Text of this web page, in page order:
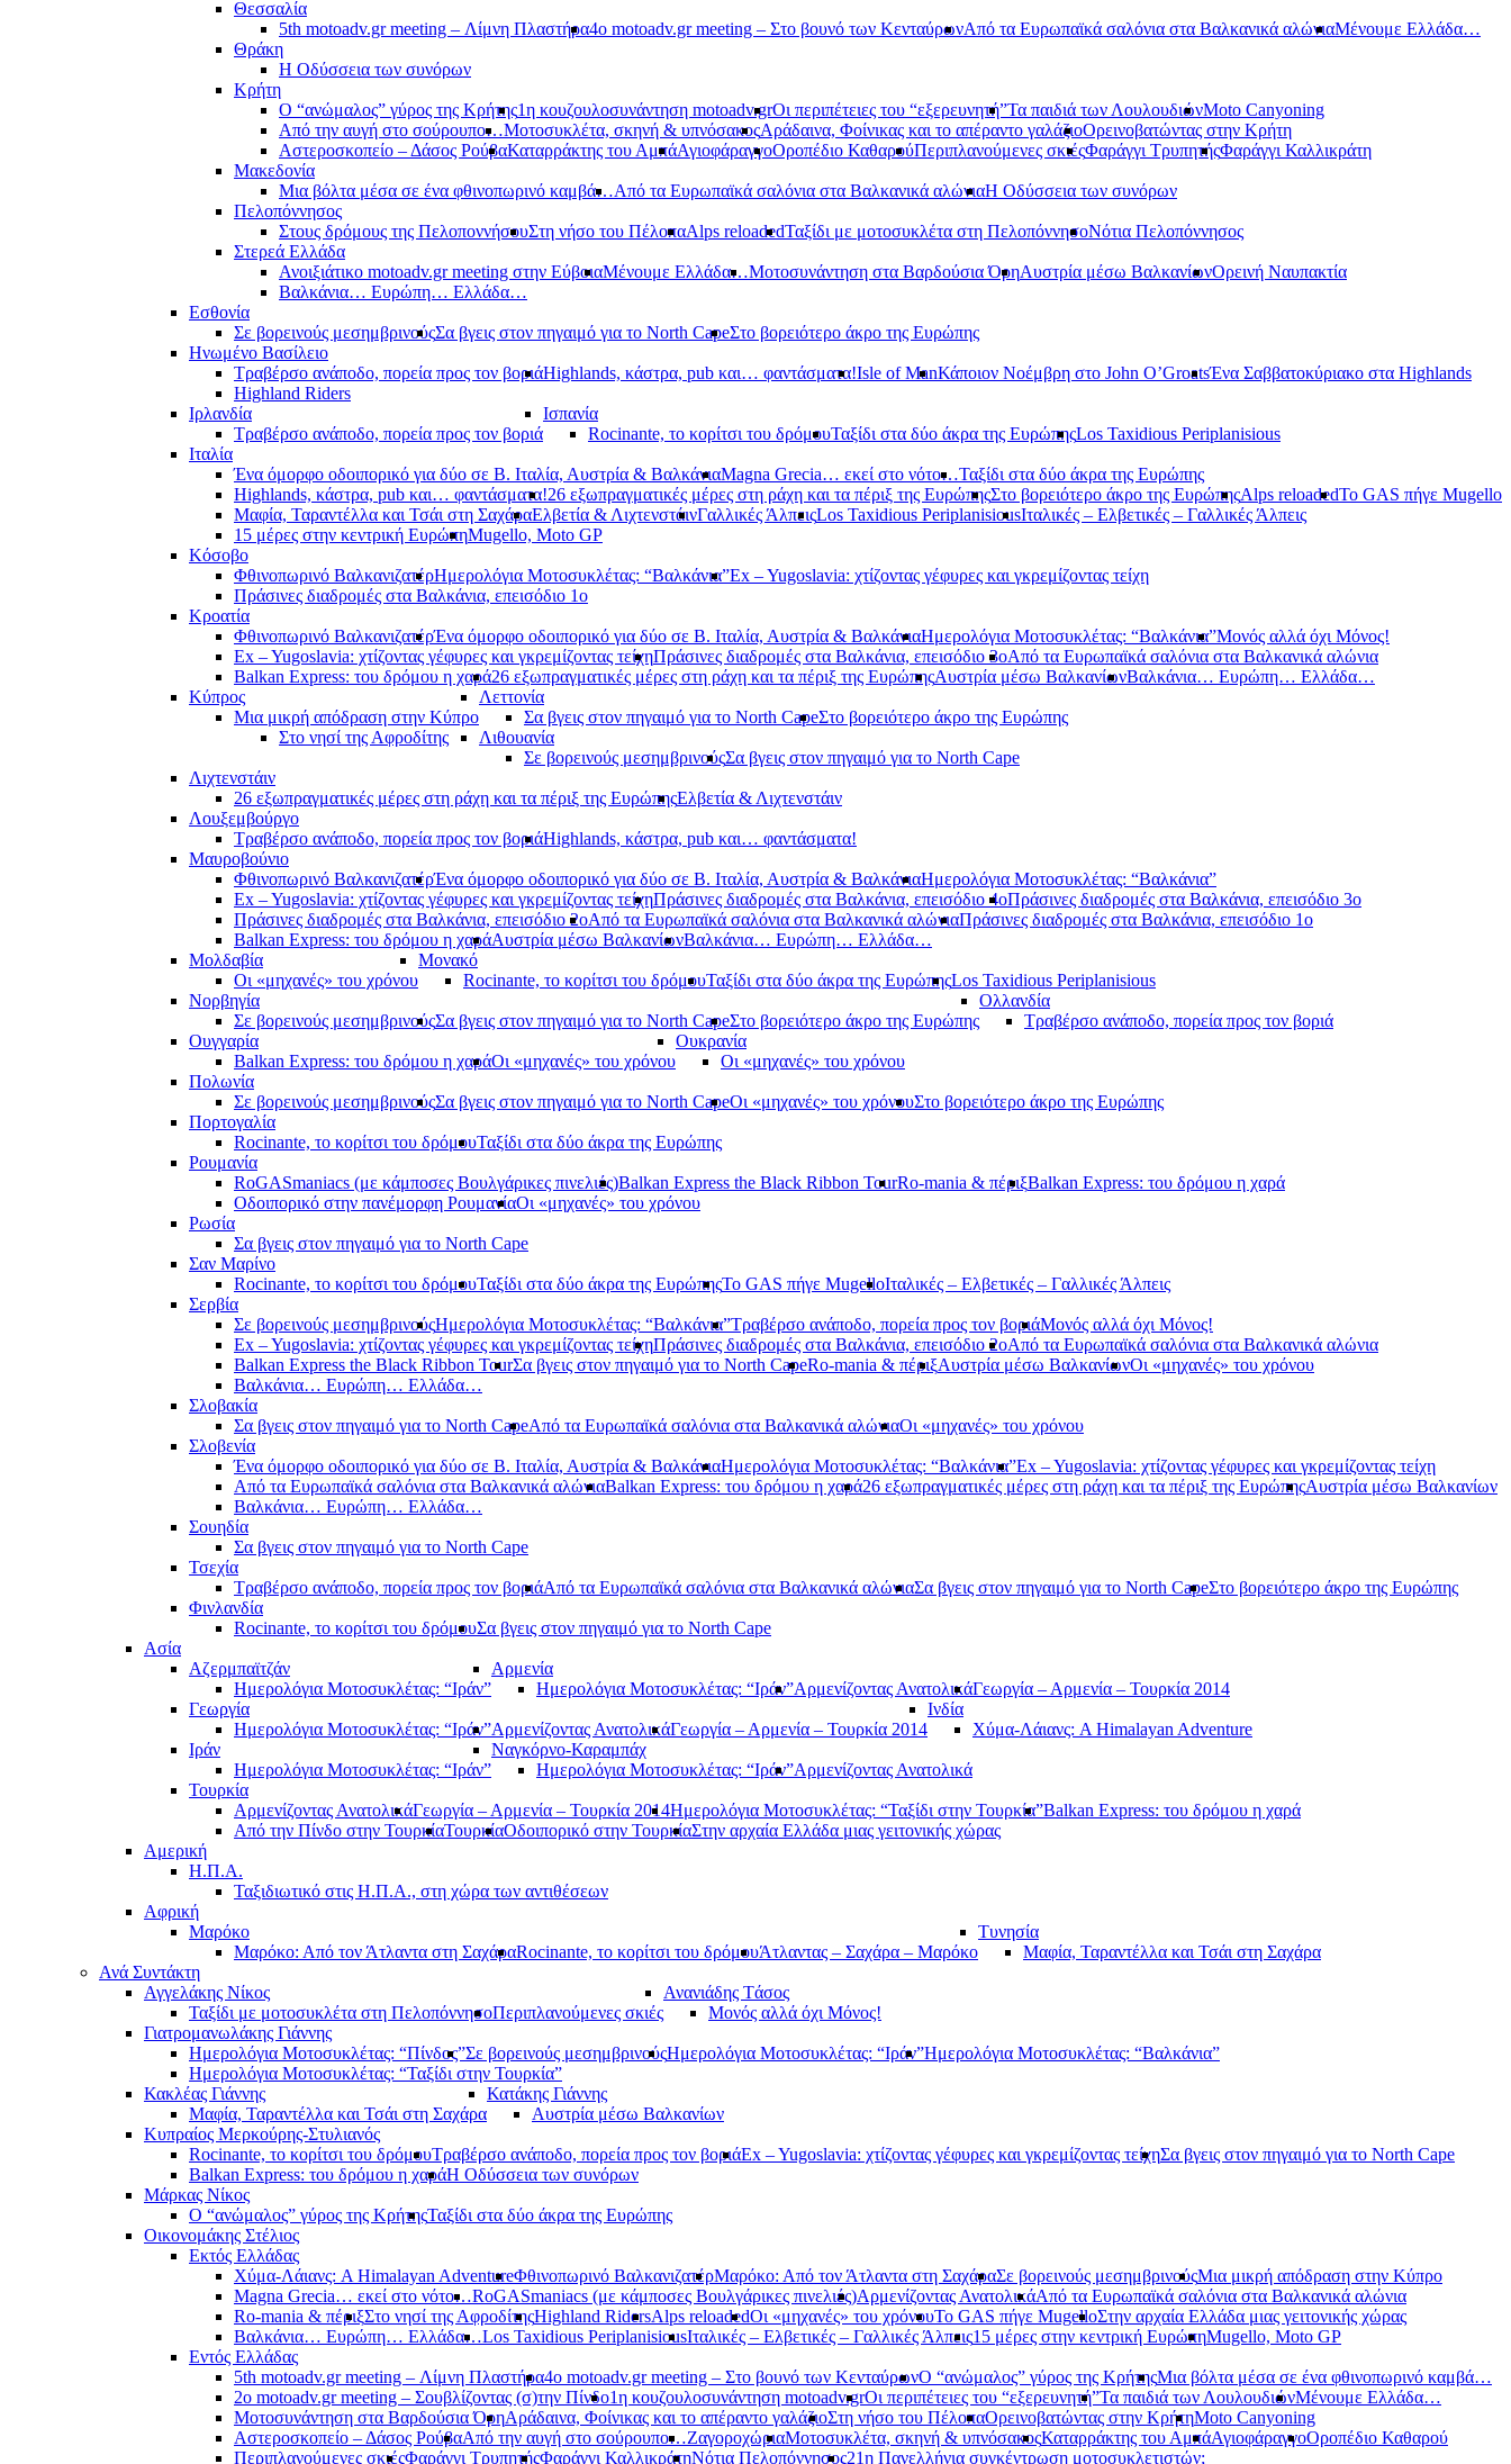
Θεσσαλία
5th motoadv.gr meeting – Λίμνη Πλαστήρα4ο motoadv.gr meeting – Στο βουνό των ΚενταύρωνΑπό τα Ευρωπαϊκά σαλόνια στα Βαλκανικά αλώνιαΜένουμε Ελλάδα…
Θράκη
Η Οδύσσεια των συνόρων
Κρήτη
Ο “ανώμαλος” γύρος της Κρήτης1η κουζουλοσυνάντηση motoadv.grΟι περιπέτειες του “εξερευνητή”Τα παιδιά των ΛουλουδιώνMoto Canyoning
Από την αυγή στο σούρουπο…Μοτοσυκλέτα, σκηνή & υπνόσακοςΑράδαινα, Φοίνικας και το απέραντο γαλάζιοΟρεινοβατώντας στην Κρήτη
Αστεροσκοπείο – Δάσος ΡούβαΚαταρράκτης του ΑμπάΑγιοφάραγγοΟροπέδιο ΚαθαρούΠεριπλανούμενες σκιέςΦαράγγι ΤρυπητήςΦαράγγι Καλλικράτη
Μακεδονία
Μια βόλτα μέσα σε ένα φθινοπωρινό καμβά…Από τα Ευρωπαϊκά σαλόνια στα Βαλκανικά αλώνιαΗ Οδύσσεια των συνόρων
Πελοπόννησος
Στους δρόμους της ΠελοποννήσουΣτη νήσο του ΠέλοπαAlps reloadedΤαξίδι με μοτοσυκλέτα στη ΠελοπόννησοΝότια Πελοπόννησος
Στερεά Ελλάδα
Ανοιξιάτικο motoadv.gr meeting στην ΕύβοιαΜένουμε Ελλάδα…Μοτοσυνάντηση στα Βαρδούσια ΌρηΑυστρία μέσω ΒαλκανίωνΟρεινή Ναυπακτία
Βαλκάνια… Ευρώπη… Ελλάδα…
Εσθονία
Σε βορεινούς μεσημβρινούςΣα βγεις στον πηγαιμό για το North CapeΣτο βορειότερο άκρο της Ευρώπης
Ηνωμένο Βασίλειο
Τραβέρσο ανάποδο, πορεία προς τον βοριάHighlands, κάστρα, pub και… φαντάσματα!Isle of ManΚάποιον Νοέμβρη στο John O’GroatsΈνα Σαββατοκύριακο στα Highlands
Highland Riders
Ιρλανδία
Τραβέρσο ανάποδο, πορεία προς τον βοριά
Ισπανία
Rocinante, το κορίτσι του δρόμουΤαξίδι στα δύο άκρα της ΕυρώπηςLos Taxidious Periplanisious
Ιταλία
Ένα όμορφο οδοιπορικό για δύο σε Β. Ιταλία, Αυστρία & ΒαλκάνιαMagna Grecia… εκεί στο νότο…Ταξίδι στα δύο άκρα της Ευρώπης
Highlands, κάστρα, pub και… φαντάσματα!26 εξωπραγματικές μέρες στη ράχη και τα πέριξ της ΕυρώπηςΣτο βορειότερο άκρο της ΕυρώπηςAlps reloadedΤο GAS πήγε Mugello
Μαφία, Ταραντέλλα και Τσάι στη ΣαχάραΕλβετία & ΛιχτενστάινΓαλλικές ΆλπειςLos Taxidious PeriplanisiousΙταλικές – Ελβετικές – Γαλλικές Άλπεις
15 μέρες στην κεντρική ΕυρώπηMugello, Moto GP
Κόσοβο
Φθινοπωρινό ΒαλκανιζατέρΗμερολόγια Μοτοσυκλέτας: “Βαλκάνια”Ex – Yugoslavia: χτίζοντας γέφυρες και γκρεμίζοντας τείχη
Πράσινες διαδρομές στα Βαλκάνια, επεισόδιο 1ο
Κροατία
Φθινοπωρινό ΒαλκανιζατέρΈνα όμορφο οδοιπορικό για δύο σε Β. Ιταλία, Αυστρία & ΒαλκάνιαΗμερολόγια Μοτοσυκλέτας: “Βαλκάνια”Μονός αλλά όχι Μόνος!
Ex – Yugoslavia: χτίζοντας γέφυρες και γκρεμίζοντας τείχηΠράσινες διαδρομές στα Βαλκάνια, επεισόδιο 3οΑπό τα Ευρωπαϊκά σαλόνια στα Βαλκανικά αλώνια
Balkan Express: του δρόμου η χαρά26 εξωπραγματικές μέρες στη ράχη και τα πέριξ της ΕυρώπηςΑυστρία μέσω ΒαλκανίωνΒαλκάνια… Ευρώπη… Ελλάδα…
Κύπρος
Μια μικρή απόδραση στην Κύπρο
Στο νησί της Αφροδίτης
Λεττονία
Σα βγεις στον πηγαιμό για το North CapeΣτο βορειότερο άκρο της Ευρώπης
Λιθουανία
Σε βορεινούς μεσημβρινούςΣα βγεις στον πηγαιμό για το North Cape
Λιχτενστάιν
26 εξωπραγματικές μέρες στη ράχη και τα πέριξ της ΕυρώπηςΕλβετία & Λιχτενστάιν
Λουξεμβούργο
Τραβέρσο ανάποδο, πορεία προς τον βοριάHighlands, κάστρα, pub και… φαντάσματα!
Μαυροβούνιο
Φθινοπωρινό ΒαλκανιζατέρΈνα όμορφο οδοιπορικό για δύο σε Β. Ιταλία, Αυστρία & ΒαλκάνιαΗμερολόγια Μοτοσυκλέτας: “Βαλκάνια”
Ex – Yugoslavia: χτίζοντας γέφυρες και γκρεμίζοντας τείχηΠράσινες διαδρομές στα Βαλκάνια, επεισόδιο 4οΠράσινες διαδρομές στα Βαλκάνια, επεισόδιο 3ο
Πράσινες διαδρομές στα Βαλκάνια, επεισόδιο 2οΑπό τα Ευρωπαϊκά σαλόνια στα Βαλκανικά αλώνιαΠράσινες διαδρομές στα Βαλκάνια, επεισόδιο 1ο
Balkan Express: του δρόμου η χαράΑυστρία μέσω ΒαλκανίωνΒαλκάνια… Ευρώπη… Ελλάδα…
Μολδαβία
Οι «μηχανές» του χρόνου
Μονακό
Rocinante, το κορίτσι του δρόμουΤαξίδι στα δύο άκρα της ΕυρώπηςLos Taxidious Periplanisious
Νορβηγία
Σε βορεινούς μεσημβρινούςΣα βγεις στον πηγαιμό για το North CapeΣτο βορειότερο άκρο της Ευρώπης
Ολλανδία
Τραβέρσο ανάποδο, πορεία προς τον βοριά
Ουγγαρία
Balkan Express: του δρόμου η χαράΟι «μηχανές» του χρόνου
Ουκρανία
Οι «μηχανές» του χρόνου
Πολωνία
Σε βορεινούς μεσημβρινούςΣα βγεις στον πηγαιμό για το North CapeΟι «μηχανές» του χρόνουΣτο βορειότερο άκρο της Ευρώπης
Πορτογαλία
Rocinante, το κορίτσι του δρόμουΤαξίδι στα δύο άκρα της Ευρώπης
Ρουμανία
RoGASmaniacs (με κάμποσες Βουλγάρικες πινελιές)Balkan Express the Black Ribbon TourRo-mania & πέριξBalkan Express: του δρόμου η χαρά
Οδοιπορικό στην πανέμορφη ΡουμανίαΟι «μηχανές» του χρόνου
Ρωσία
Σα βγεις στον πηγαιμό για το North Cape
Σαν Μαρίνο
Rocinante, το κορίτσι του δρόμουΤαξίδι στα δύο άκρα της ΕυρώπηςΤο GAS πήγε MugelloΙταλικές – Ελβετικές – Γαλλικές Άλπεις
Σερβία
Σε βορεινούς μεσημβρινούςΗμερολόγια Μοτοσυκλέτας: “Βαλκάνια”Τραβέρσο ανάποδο, πορεία προς τον βοριάΜονός αλλά όχι Μόνος!
Ex – Yugoslavia: χτίζοντας γέφυρες και γκρεμίζοντας τείχηΠράσινες διαδρομές στα Βαλκάνια, επεισόδιο 2οΑπό τα Ευρωπαϊκά σαλόνια στα Βαλκανικά αλώνια
Balkan Express the Black Ribbon TourΣα βγεις στον πηγαιμό για το North CapeRo-mania & πέριξΑυστρία μέσω ΒαλκανίωνΟι «μηχανές» του χρόνου
Βαλκάνια… Ευρώπη… Ελλάδα…
Σλοβακία
Σα βγεις στον πηγαιμό για το North CapeΑπό τα Ευρωπαϊκά σαλόνια στα Βαλκανικά αλώνιαΟι «μηχανές» του χρόνου
Σλοβενία
Ένα όμορφο οδοιπορικό για δύο σε Β. Ιταλία, Αυστρία & ΒαλκάνιαΗμερολόγια Μοτοσυκλέτας: “Βαλκάνια”Ex – Yugoslavia: χτίζοντας γέφυρες και γκρεμίζοντας τείχη
Από τα Ευρωπαϊκά σαλόνια στα Βαλκανικά αλώνιαBalkan Express: του δρόμου η χαρά26 εξωπραγματικές μέρες στη ράχη και τα πέριξ της ΕυρώπηςΑυστρία μέσω Βαλκανίων
Βαλκάνια… Ευρώπη… Ελλάδα…
Σουηδία
Σα βγεις στον πηγαιμό για το North Cape
Τσεχία
Τραβέρσο ανάποδο, πορεία προς τον βοριάΑπό τα Ευρωπαϊκά σαλόνια στα Βαλκανικά αλώνιαΣα βγεις στον πηγαιμό για το North CapeΣτο βορειότερο άκρο της Ευρώπης
Φινλανδία
Rocinante, το κορίτσι του δρόμουΣα βγεις στον πηγαιμό για το North Cape
Ασία
Αζερμπαϊτζάν
Ημερολόγια Μοτοσυκλέτας: “Ιράν”
Αρμενία
Ημερολόγια Μοτοσυκλέτας: “Ιράν”Αρμενίζοντας ΑνατολικάΓεωργία – Αρμενία – Τουρκία 2014
Γεωργία
Ημερολόγια Μοτοσυκλέτας: “Ιράν”Αρμενίζοντας ΑνατολικάΓεωργία – Αρμενία – Τουρκία 2014
Ινδία
Χύμα-Λάιανς: A Himalayan Adventure
Ιράν
Ημερολόγια Μοτοσυκλέτας: “Ιράν”
Ναγκόρνο-Καραμπάχ
Ημερολόγια Μοτοσυκλέτας: “Ιράν”Αρμενίζοντας Ανατολικά
Τουρκία
Αρμενίζοντας ΑνατολικάΓεωργία – Αρμενία – Τουρκία 2014Ημερολόγια Μοτοσυκλέτας: “Ταξίδι στην Τουρκία”Balkan Express: του δρόμου η χαρά
Από την Πίνδο στην ΤουρκίαΤουρκίαΟδοιπορικό στην ΤουρκίαΣτην αρχαία Ελλάδα μιας γειτονικής χώρας
Αμερική
Η.Π.Α.
Ταξιδιωτικό στις Η.Π.Α., στη χώρα των αντιθέσεων
Αφρική
Μαρόκο
Μαρόκο: Από τον Άτλαντα στη ΣαχάραRocinante, το κορίτσι του δρόμουΆτλαντας – Σαχάρα – Μαρόκο
Τυνησία
Μαφία, Ταραντέλλα και Τσάι στη Σαχάρα
Ανά Συντάκτη
Αγγελάκης Νίκος
Ταξίδι με μοτοσυκλέτα στη ΠελοπόννησοΠεριπλανούμενες σκιές
Ανανιάδης Tάσος
Μονός αλλά όχι Μόνος!
Γιατρομανωλάκης Γιάννης
Ημερολόγια Μοτοσυκλέτας: “Πίνδος”Σε βορεινούς μεσημβρινούςΗμερολόγια Μοτοσυκλέτας: “Ιράν”Ημερολόγια Μοτοσυκλέτας: “Βαλκάνια”
Ημερολόγια Μοτοσυκλέτας: “Ταξίδι στην Τουρκία”
Κακλέας Γιάννης
Μαφία, Ταραντέλλα και Τσάι στη Σαχάρα
Κατάκης Γιάννης
Αυστρία μέσω Βαλκανίων
Κυπραίος Μερκούρης-Στυλιανός
Rocinante, το κορίτσι του δρόμουΤραβέρσο ανάποδο, πορεία προς τον βοριάEx – Yugoslavia: χτίζοντας γέφυρες και γκρεμίζοντας τείχηΣα βγεις στον πηγαιμό για το North Cape
Balkan Express: του δρόμου η χαράΗ Οδύσσεια των συνόρων
Μάρκας Νίκος
Ο “ανώμαλος” γύρος της ΚρήτηςΤαξίδι στα δύο άκρα της Ευρώπης
Οικονομάκης Στέλιος
Εκτός Ελλάδας
Χύμα-Λάιανς: A Himalayan AdventureΦθινοπωρινό ΒαλκανιζατέρΜαρόκο: Από τον Άτλαντα στη ΣαχάραΣε βορεινούς μεσημβρινούςΜια μικρή απόδραση στην Κύπρο
Magna Grecia… εκεί στο νότο…RoGASmaniacs (με κάμποσες Βουλγάρικες πινελιές)Αρμενίζοντας ΑνατολικάΑπό τα Ευρωπαϊκά σαλόνια στα Βαλκανικά αλώνια
Ro-mania & πέριξΣτο νησί της ΑφροδίτηςHighland RidersAlps reloadedΟι «μηχανές» του χρόνουΤο GAS πήγε MugelloΣτην αρχαία Ελλάδα μιας γειτονικής χώρας
Βαλκάνια… Ευρώπη… Ελλάδα…Los Taxidious PeriplanisiousΙταλικές – Ελβετικές – Γαλλικές Άλπεις15 μέρες στην κεντρική ΕυρώπηMugello, Moto GP
Εντός Ελλάδας
5th motoadv.gr meeting – Λίμνη Πλαστήρα4ο motoadv.gr meeting – Στο βουνό των ΚενταύρωνΟ “ανώμαλος” γύρος της ΚρήτηςΜια βόλτα μέσα σε ένα φθινοπωρινό καμβά…
2ο motoadv.gr meeting – Σουβλίζοντας (σ)την Πίνδο1η κουζουλοσυνάντηση motoadv.grΟι περιπέτειες του “εξερευνητή”Τα παιδιά των ΛουλουδιώνΜένουμε Ελλάδα…
Μοτοσυνάντηση στα Βαρδούσια ΌρηΑράδαινα, Φοίνικας και το απέραντο γαλάζιοΣτη νήσο του ΠέλοπαΟρεινοβατώντας στην ΚρήτηMoto Canyoning
Αστεροσκοπείο – Δάσος ΡούβαΑπό την αυγή στο σούρουπο…ΖαγοροχώριαΜοτοσυκλέτα, σκηνή & υπνόσακοςΚαταρράκτης του ΑμπάΑγιοφάραγγοΟροπέδιο Καθαρού
Περιπλανούμενες σκιέςΦαράγγι ΤρυπητήςΦαράγγι ΚαλλικράτηΝότια Πελοπόννησος21η Πανελλήνια συγκέντρωση μοτοσυκλετιστών;